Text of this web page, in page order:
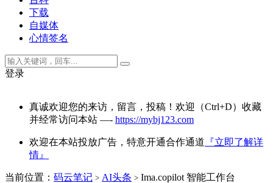
下载
自媒体
心情签名
登录
真诚欢迎您的来访，留言，投稿！欢迎（Ctrl+D）收藏
并经常访问本站 —- https://mybj123.com
欢迎在本站投放广告，特意开通合作通道 『立即了解详
情』
当前位置： 码云笔记 > AI头条 > Ima.copilot 智能工作台